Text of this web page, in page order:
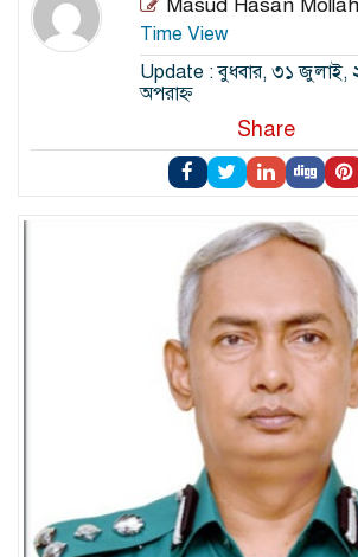
Time View
Update : বুধবার, ৩১
অপরাহ্ন
Share